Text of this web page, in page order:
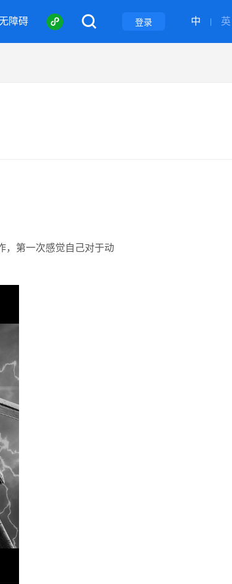
障碍 登录 中 英
，第一次感觉自己对于动